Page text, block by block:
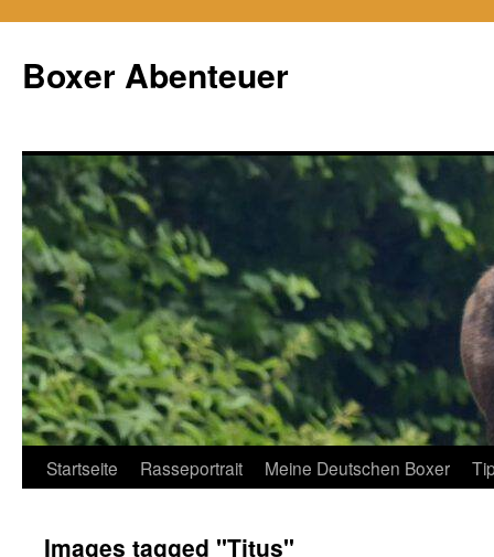
springen
Boxer Abenteuer
Startseite Rasseportrait Meine Deutschen Boxer
Images tagged "Titus"